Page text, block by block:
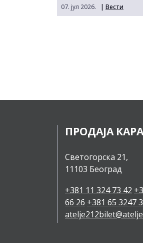
07. јул 2026. | Вести
ПРОДАЈА
Светогорска 21,
11103 Београд
+381 11 324 73 42
66 26 +381 65 3247